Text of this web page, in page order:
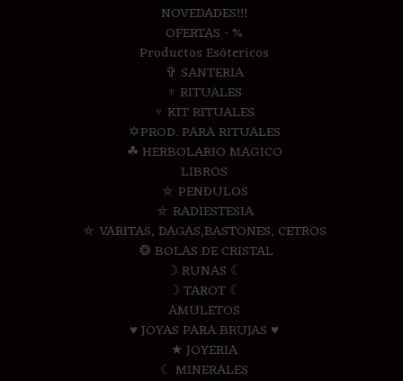
NOVEDADES!!!
OFERTAS - %
Productos Esótericos
✞ SANTERIA
♆ RITUALES
♆ KIT RITUALES
✡PROD. PARA RITUALES
☘ HERBOLARIO MAGICO
LIBROS
⛤ PENDULOS
⛤ RADIESTESIA
⛤ VARITAS, DAGAS,BASTONES, CETROS
❂ BOLAS DE CRISTAL
☽ RUNAS ☾
☽ TAROT ☾
AMULETOS
♥ JOYAS PARA BRUJAS ♥
★ JOYERIA
☾ MINERALES